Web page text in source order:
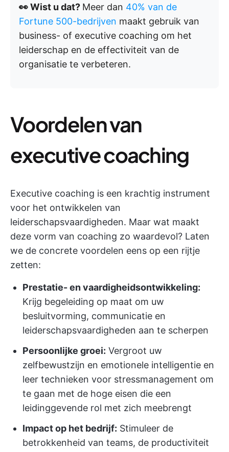
👀 Wist u dat? Meer dan 40% van de
Fortune 500-bedrijven maakt gebruik van
business- of executive coaching om het
leiderschap en de effectiviteit van de
organisatie te verbeteren.
Voordelen van
executive coaching
Executive coaching is een krachtig instrument
voor het ontwikkelen van
leiderschapsvaardigheden. Maar wat maakt
deze vorm van coaching zo waardevol? Laten
we de concrete voordelen eens op een rijtje
zetten:
Prestatie- en vaardigheidsontwikkeling:
Krijg begeleiding op maat om uw
besluitvorming, communicatie en
leiderschapsvaardigheden aan te scherpen
Persoonlijke groei: Vergroot uw
zelfbewustzijn en emotionele intelligentie en
leer technieken voor stressmanagement om
te gaan met de hoge eisen die een
leidinggevende rol met zich meebrengt
Impact op het bedrijf: Stimuleer de
betrokkenheid van teams, de productiviteit